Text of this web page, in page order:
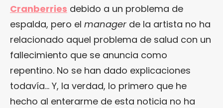
Cranberries debido a un problema de
espalda, pero el manager de la artista no ha
relacionado aquel problema de salud con un
fallecimiento que se anuncia como
repentino. No se han dado explicaciones
todavía… Y, la verdad, lo primero que he
hecho al enterarme de esta noticia no ha